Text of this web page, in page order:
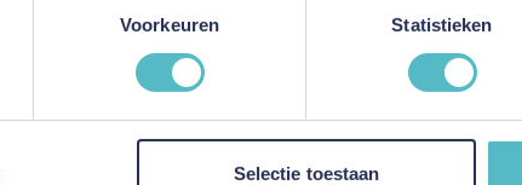
Voorkeuren Statistieken
Selectie toestaan